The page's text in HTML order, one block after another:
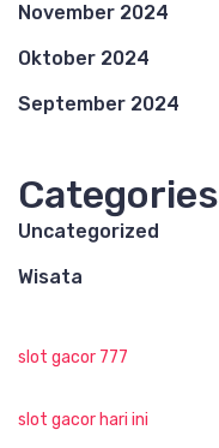
November 2024
Oktober 2024
September 2024
Categories
Uncategorized
Wisata
slot gacor 777
slot gacor hari ini